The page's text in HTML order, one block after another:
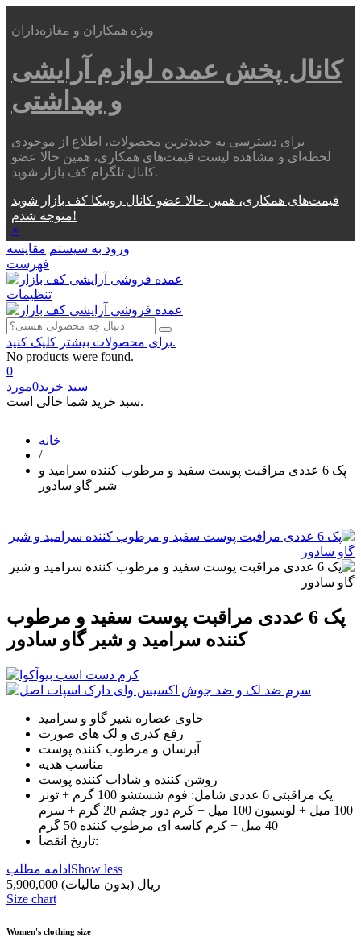
ویژه همکاران و مغازه‌داران
کانال پخش عمده لوازم آرایشی
و بهداشتی
برای دسترسی به جدیدترین محصولات، اطلاع از موجودی
لحظه‌ای و مشاهده لیست قیمت‌های همکاری، همین حالا عضو
کانال تلگرام کف بازار شوید.
قیمت‌های همکاری، همین حالا عضو کانال روبیکا کف بازار شوید
متوجه شدم!
×
ورود به سیستم مقایسه
فهرست
تنظیمات
برای محصولات بیشتر کلیک کنید.
No products were found.
0
سبد خرید0مورد
سبد خرید شما خالی است.
خانه
/
پک 6 عددی مراقبت پوست سفید و مرطوب کننده سرامید و
شیر گاو سادور
پک 6 عددی مراقبت پوست سفید و مرطوب
کننده سرامید و شیر گاو سادور
حاوی عصاره شیر گاو و سرامید
رفع کدری و لک های صورت
آبرسان و مرطوب کننده پوست
مناسب هدیه
روشن کننده و شاداب کننده پوست
پک مراقبتی 6 عددی شامل: فوم شستشو 100 گرم + تونر
100 میل + لوسیون 100 میل + کرم دور چشم 20 گرم + سرم
40 میل + کرم کاسه ای مرطوب کننده 50 گرم
تاریخ انقضا:
ادامه مطلب Show less
5,900,000 ریال (بدون مالیات)
Size chart
Women's clothing size